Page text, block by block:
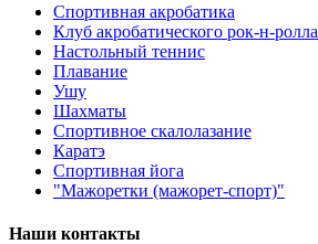
Спортивная акробатика
Клуб акробатического рок-н-ролла
Настольный теннис
Плавание
Ушу
Шахматы
Спортивное скалолазание
Каратэ
Спортивная йога
"Мажоретки (мажорет-спорт)"
Наши контакты